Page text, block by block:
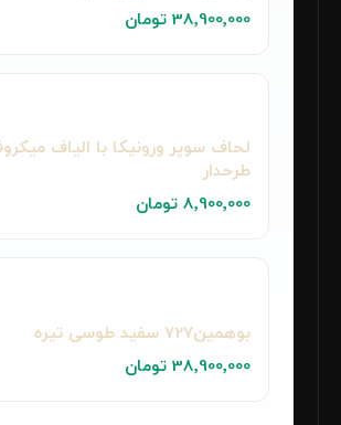
38٬900٬000 تومان
لحاف سوپر ورونیکا با الیاف
طرحدار
8٬900٬000 تومان
بوهمین727 سفید طوسی تیره
38٬900٬000 تومان